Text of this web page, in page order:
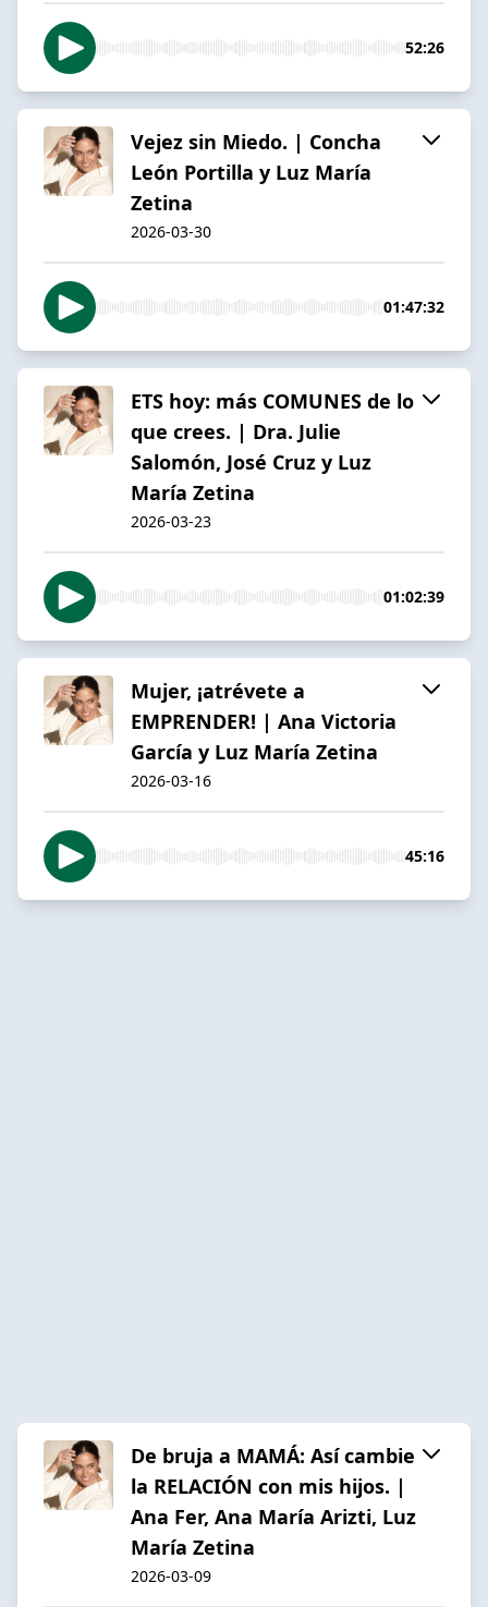
52:26
Vejez sin Miedo. | Concha
León Portilla y Luz María
Zetina
2026-03-30
01:47:32
ETS hoy: más COMUNES de lo
que crees. | Dra. Julie
Salomón, José Cruz y Luz
María Zetina
2026-03-23
01:02:39
Mujer, ¡atrévete a
EMPRENDER! | Ana Victoria
García y Luz María Zetina
2026-03-16
45:16
De bruja a MAMÁ: Así cambie
la RELACIÓN con mis hijos. |
Ana Fer, Ana María Arizti, Luz
María Zetina
2026-03-09